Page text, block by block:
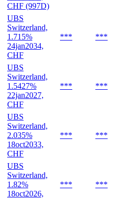
CHF (997D)
UBS
Switzerland,
1.715%
24jan2034,
CHF
*** ***
UBS
Switzerland,
1.5427%
22jan2027,
CHF
*** ***
UBS
Switzerland,
2.035%
18oct2033,
CHF
*** ***
UBS
Switzerland,
1.82%
18oct2026,
*** ***